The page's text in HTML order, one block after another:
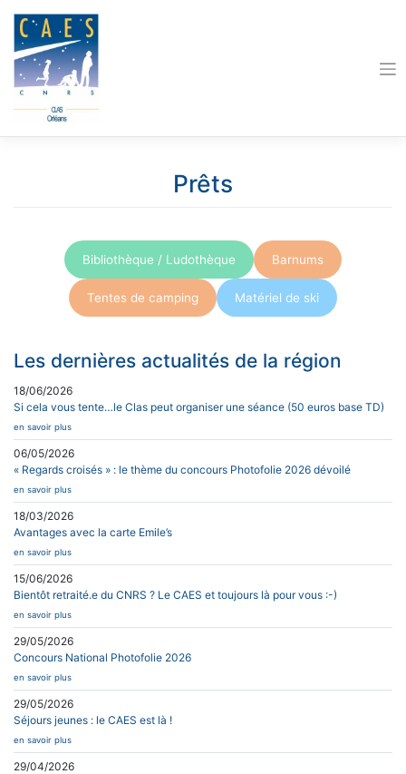
content
Prêts
Bibliothèque / Ludothèque Barnums
Tentes de camping Matériel de ski
Les dernières actualités de la région
18/06/2026
Si cela vous tente…le Clas peut organiser une séance (50 euros base TD)
en savoir plus
06/05/2026
« Regards croisés » : le thème du concours Photofolie 2026 dévoilé
en savoir plus
18/03/2026
Avantages avec la carte Emile’s
en savoir plus
15/06/2026
Bientôt retraité.e du CNRS ? Le CAES et toujours là pour vous :-)
en savoir plus
29/05/2026
Concours National Photofolie 2026
en savoir plus
29/05/2026
Séjours jeunes : le CAES est là !
en savoir plus
29/04/2026